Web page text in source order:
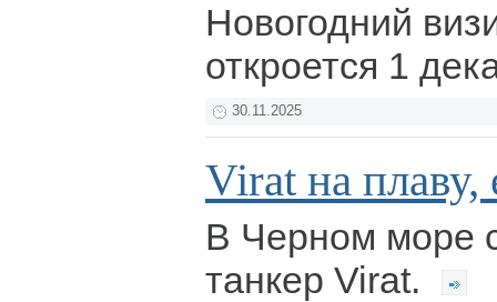
Новогодний
откроется 1
30.11.2025
Virat на плаву,
В Черном море
танкер Virat.